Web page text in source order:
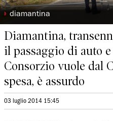
◗ diamantina
Diamantina,
il passaggio di auto
Consorzio vuole dal
spesa, è assurdo
03 luglio 2014 15:45